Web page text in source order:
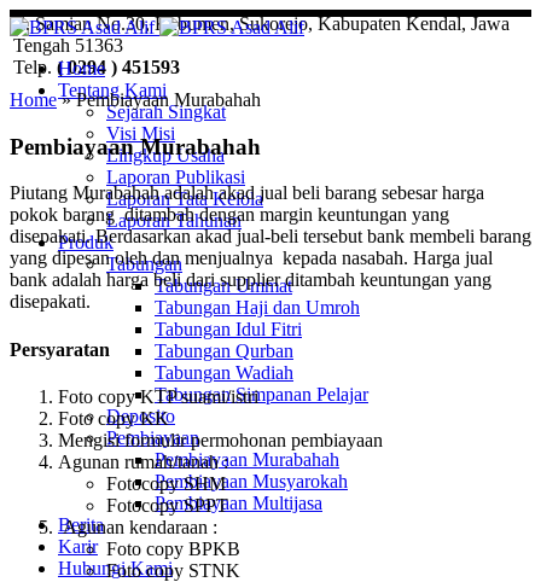
Jl. Samian No.30, Kebumen, Sukorejo, Kabupaten Kendal, Jawa
Tengah 51363
Telp. ( 0294 ) 451593
Home
Tentang Kami
Sejarah Singkat
Visi Misi
Lingkup Usaha
Laporan Publikasi
Laporan Tata Kelola
Laporan Tahunan
Produk
Tabungan
Tabungan Ummat
Tabungan Haji dan Umroh
Tabungan Idul Fitri
Tabungan Qurban
Tabungan Wadiah
Tabungan Simpanan Pelajar
Deposito
Pembiayaan
Pembiayaan Murabahah
Pembiayaan Musyarokah
Pembiayaan Multijasa
Berita
Karir
Hubungi Kami
Home»Pembiayaan Murabahah
Pembiayaan Murabahah
Piutang Murabahah adalah akad jual beli barang sebesar harga
pokok barang ditambah dengan margin keuntungan yang
disepakati. Berdasarkan akad jual-beli tersebut bank membeli barang
yang dipesan oleh dan menjualnya kepada nasabah. Harga jual
bank adalah harga beli dari supplier ditambah keuntungan yang
disepakati.
Persyaratan
Foto copy KTP suami/istri
Foto copy KK
Mengisi formulir permohonan pembiayaan
Agunan rumah/tanah :
Fotocopy SHM
Fotocopy SPPT
Agunan kendaraan :
Foto copy BPKB
Foto copy STNK